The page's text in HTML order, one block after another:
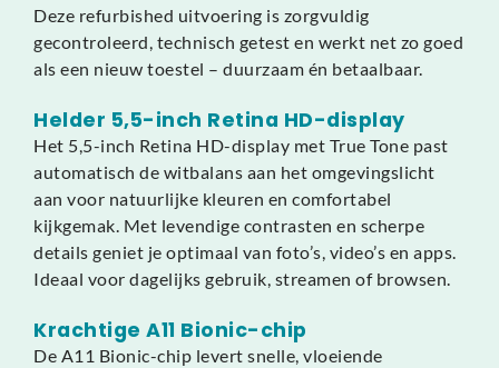
Deze refurbished uitvoering is zorgvuldig
gecontroleerd, technisch getest en werkt net zo goed
als een nieuw toestel – duurzaam én betaalbaar.
Helder 5,5-inch Retina HD-display
Het 5,5-inch Retina HD-display met True Tone past
automatisch de witbalans aan het omgevingslicht
aan voor natuurlijke kleuren en comfortabel
kijkgemak. Met levendige contrasten en scherpe
details geniet je optimaal van foto’s, video’s en apps.
Ideaal voor dagelijks gebruik, streamen of browsen.
Krachtige A11 Bionic-chip
De A11 Bionic-chip levert snelle, vloeiende